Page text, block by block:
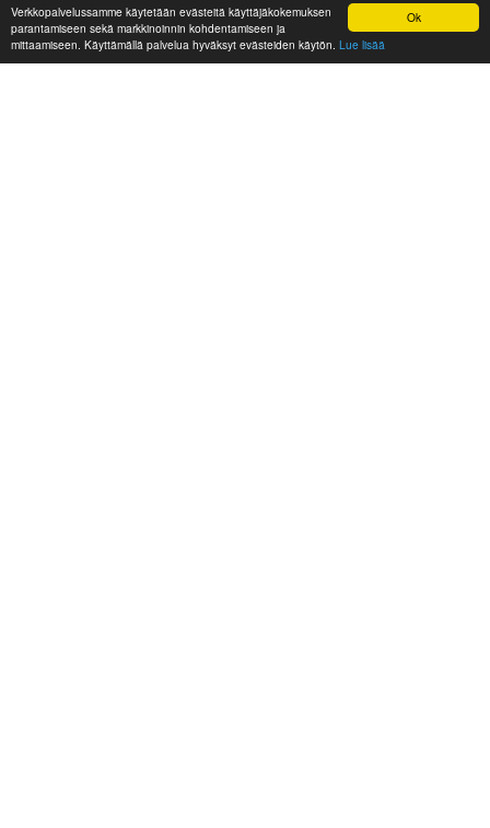
Ok
Verkkopalvelussamme käytetään evästeitä käyttäjäkokemuksen
parantamiseen sekä markkinoinnin kohdentamiseen ja
mittaamiseen. Käyttämällä palvelua hyväksyt evästeiden käytön. Lue lisää